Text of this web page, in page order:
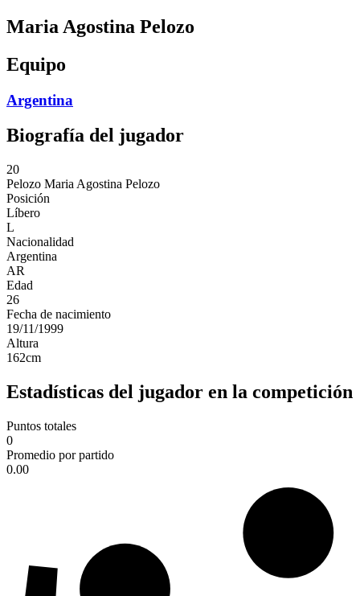
Maria Agostina Pelozo
Equipo
Argentina
Biografía del jugador
20
Pelozo Maria Agostina Pelozo
Posición
Líbero
L
Nacionalidad
Argentina
AR
Edad
26
Fecha de nacimiento
19/11/1999
Altura
162cm
Estadísticas del jugador en la competición
Puntos totales
0
Promedio por partido
0.00